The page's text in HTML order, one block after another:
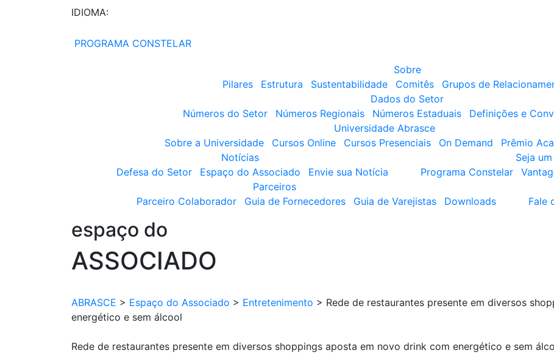
IDIOMA:
PROGRAMA CONSTELAR
Sobre
Pilares
Estrutura Sustentabilidade Comitês Grupos de
Dados do Setor
Números do Setor
Números Regionais Números Estaduais Definições e
Universidade Abrasce
Sobre a Universidade
Cursos Online Cursos Presenciais On Demand Prêmio
Notícias
Defesa do Setor
Espaço do Associado Envie sua Notícia
Seja
Programa Constelar
Parceiros
Parceiro Colaborador
Guia de Fornecedores Guia de Varejistas Downloads
Fale
espaço do
ASSOCIADO
ABRASCE > Espaço do Associado > Entretenimento > Rede de restaurantes presente em diversos
energético e sem álcool
Rede de restaurantes presente em diversos shoppings aposta em novo drink com energético e sem